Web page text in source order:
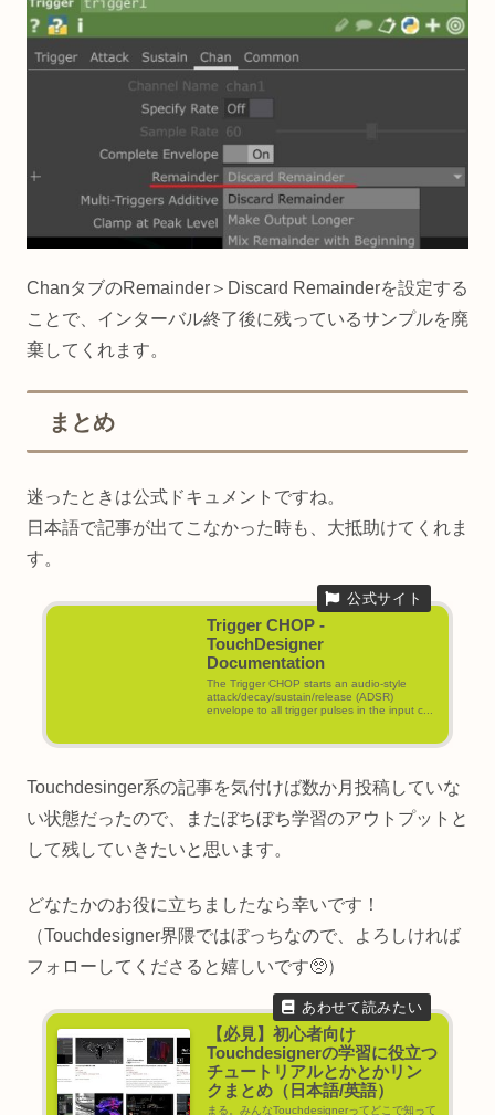
ChanタブのRemainder＞Discard Remainderを設定する
ことで、インターバル終了後に残っているサンプルを廃
棄してくれます。
まとめ
迷ったときは公式ドキュメントですね。
日本語で記事が出てこなかった時も、大抵助けてくれま
す。
Trigger CHOP -
TouchDesigner
Documentation
The Trigger CHOP starts an audio-style
attack/decay/sustain/release (ADSR)
envelope to all trigger pulses in the input c...
Touchdesinger系の記事を気付けば数か月投稿していな
い状態だったので、またぼちぼち学習のアウトプットと
して残していきたいと思います。
どなたかのお役に立ちましたなら幸いです！
（Touchdesigner界隈ではぼっちなので、よろしければ
フォローしてくださると嬉しいです🥺）
【必見】初心者向け
Touchdesignerの学習に役立つ
チュートリアルとかとかリン
クまとめ（日本語/英語）
まる。みんなTouchdesignerってどこで知って